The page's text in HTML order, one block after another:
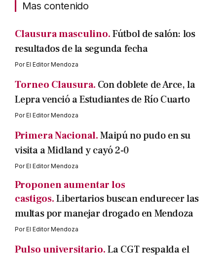
Mas contenido
Clausura masculino.Fútbol de salón: los
resultados de la segunda fecha
PorEl Editor Mendoza
Torneo Clausura. Con doblete de Arce, la
Lepra venció a Estudiantes de Río Cuarto
PorEl Editor Mendoza
Primera Nacional.Maipú no pudo en su
visita a Midland y cayó 2-0
PorEl Editor Mendoza
Proponen aumentar los
castigos.Libertarios buscan endurecer las
multas por manejar drogado en Mendoza
PorEl Editor Mendoza
Pulso universitario.La CGT respalda el